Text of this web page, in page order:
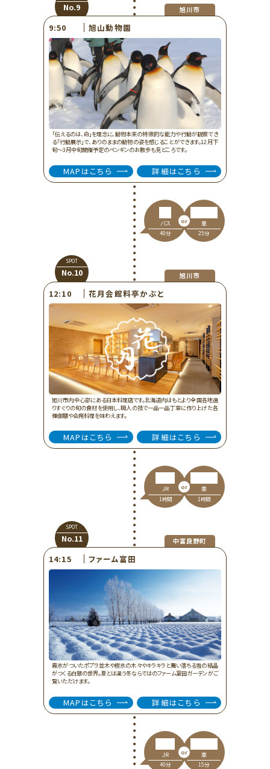
No.9 旭川市
9:50 旭山動物園
「伝えるのは、命」を理念に、動物本来の特徴的な能力や行動が観察でき
る「行動展示」で、ありのままの動物の姿を感じることができます。12月下
旬〜3月中旬開催予定のペンギンのお散歩も見どころです。
MAPはこちら 詳細はこちら
バス
40分
車
25分
SPOT
No.10 旭川市
12:10 花月会館料亭かぶと
旭川市内中心部にある日本料理店です。北海道内はもとより全国各地選
りすぐりの旬の食材を使用し、職人の技で一品一品丁寧に作り上げた各
種御膳や会席料理を味わえます。
MAPはこちら 詳細はこちら
JR
1時間
車
1時間
SPOT
No.11 中富良野町
14:15 ファーム富田
霧氷がついたポプラ並木や樹氷の木々やキラキラと舞い落ちる雪の結晶
がつくる白銀の世界。夏とは違う冬ならではのファーム富田ガーデンがご
覧いただけます。
MAPはこちら 詳細はこちら
JR
40分
車
15分